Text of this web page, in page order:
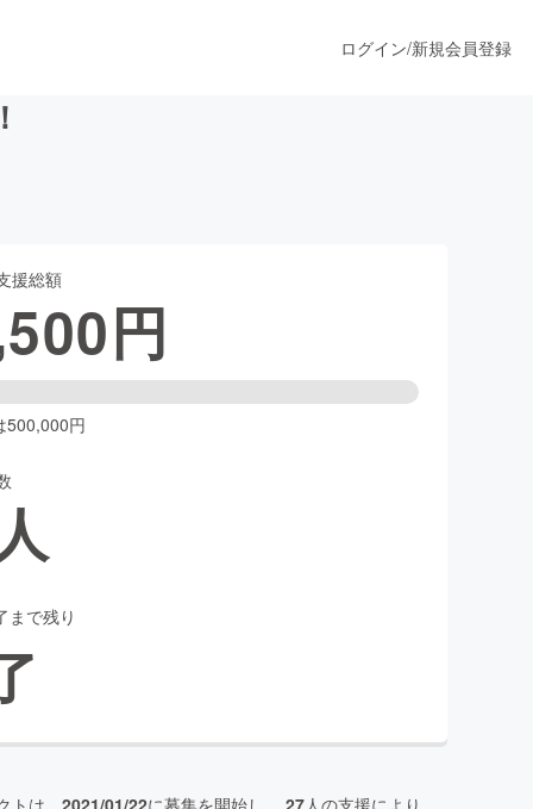
ファッション
ログイン/新規会員登録
援総額
円
500,000円
まで残り
は、 2021/01/22に募集を開始し、 27人の支援により